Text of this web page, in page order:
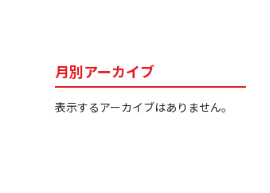
月別アーカイブ
表示するアーカイブはありません。